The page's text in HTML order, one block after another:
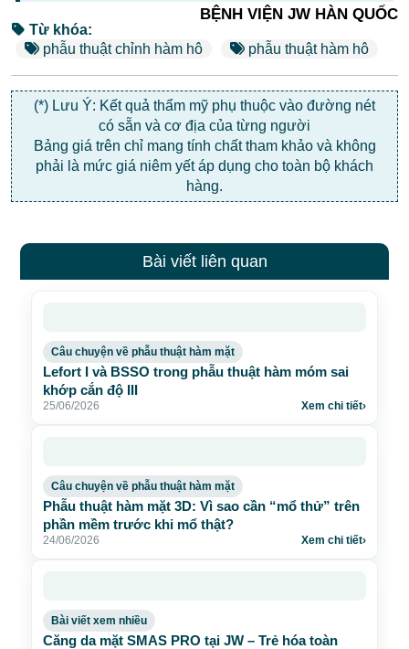
BỆNH VIỆN JW HÀN QUỐC
Từ khóa:
phẫu thuật chỉnh hàm hô
phẫu thuật hàm hô
(*) Lưu Ý: Kết quả thẩm mỹ phụ thuộc vào đường nét
có sẵn và cơ địa của từng người
Bảng giá trên chỉ mang tính chất tham khảo và không
phải là mức giá niêm yết áp dụng cho toàn bộ khách
hàng.
Bài viết liên quan
Câu chuyện về phẫu thuật hàm mặt
Lefort I và BSSO trong phẫu thuật hàm móm sai
khớp cắn độ III
25/06/2026 Xem chi tiết›
Câu chuyện về phẫu thuật hàm mặt
Phẫu thuật hàm mặt 3D: Vì sao cần “mổ thử” trên
phần mềm trước khi mổ thật?
24/06/2026 Xem chi tiết›
Bài viết xem nhiều
Căng da mặt SMAS PRO tại JW – Trẻ hóa toàn